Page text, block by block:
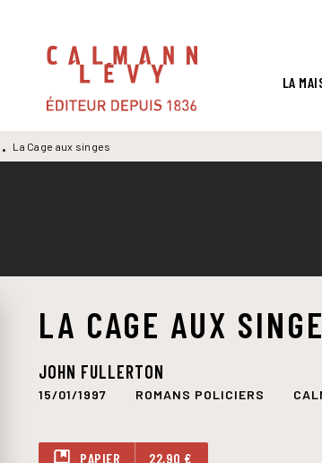
LA
• La Cage aux singes
LA CAGE AUX
JOHN FULLERTON
15/01/1997 ROMANS POLICIERS
PAPIER 22,90 €